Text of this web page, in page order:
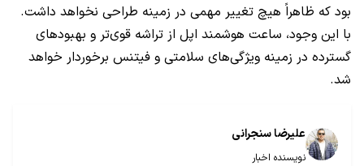
بود که ظاهراً هیچ تغییر مهمی در زمینه طراحی نخواهد داشت.
با این وجود، ساعت هوشمند اپل از تراشه قوی‌تر و بهبودهای
گسترده در زمینه ویژگی‌های سلامتی و فیتنس برخوردار خواهد
شد.
علیرضا سنجرانی
نویسنده اخبار